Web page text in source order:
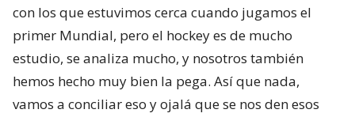
con los que estuvimos cerca cuando jugamos el
primer Mundial, pero el hockey es de mucho
estudio, se analiza mucho, y nosotros también
hemos hecho muy bien la pega. Así que nada,
vamos a conciliar eso y ojalá que se nos den esos